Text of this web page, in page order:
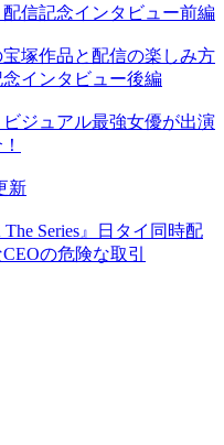
信記念インタビュー前編
塚作品と配信の楽しみ方
念インタビュー後編
ジュアル最強女優が出演
新
Series』日タイ同時配
の危険な取引